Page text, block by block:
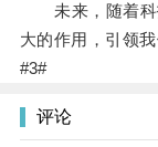
未来，随着科
大的作用，引领
#3#
评论